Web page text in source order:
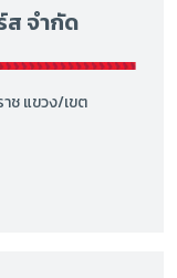
ส จำกัด
ช แขวง/เขต